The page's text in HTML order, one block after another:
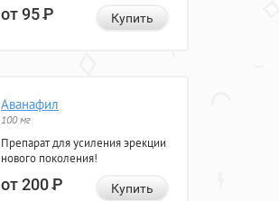
от 95Р Купить
Аванафил
100 мг
Препарат для усиления эрекции
нового поколения!
от 200Р Купить